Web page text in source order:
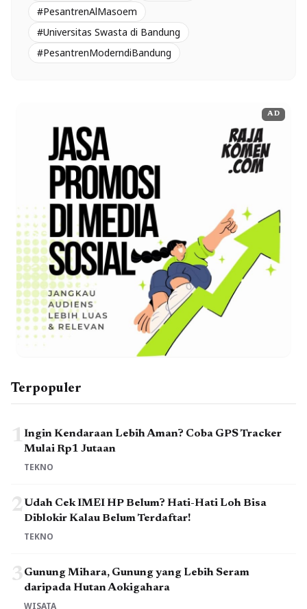
#PesantrenAlMasoem
#Universitas Swasta di Bandung
#PesantrenModerndiBandung
AD
Terpopuler
1Ingin Kendaraan Lebih Aman? Coba GPS Tracker
Mulai Rp1 Jutaan
TEKNO
2Udah Cek IMEI HP Belum? Hati-Hati Loh Bisa
Diblokir Kalau Belum Terdaftar!
TEKNO
3Gunung Mihara, Gunung yang Lebih Seram
daripada Hutan Aokigahara
WISATA